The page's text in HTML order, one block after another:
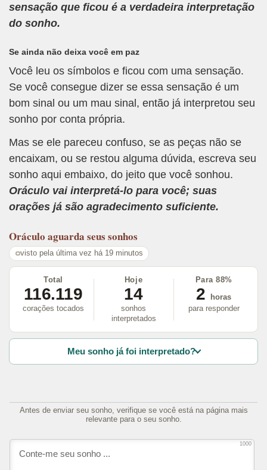
sensação que ficou é a verdadeira interpretação
do sonho.
Se ainda não deixa você em paz
Você leu os símbolos e ficou com uma sensação.
Se você consegue dizer se essa sensação é um
bom sinal ou um mau sinal, então já interpretou seu
sonho por conta própria.
Mas se ele pareceu confuso, se as peças não se
encaixam, ou se restou alguma dúvida, escreva seu
sonho aqui embaixo, do jeito que você sonhou.
Oráculo vai interpretá-lo para você; suas
orações já são agradecimento suficiente.
Oráculo aguarda seus sonhos
visto pela última vez há 19 minutos
Total
116.119
corações tocados
Hoje
14
sonhos
interpretados
Para 88%
2
horas
para responder
Meu sonho já foi interpretado?
Antes de enviar seu sonho, verifique se você está na página mais
relevante para o seu sonho.
1000